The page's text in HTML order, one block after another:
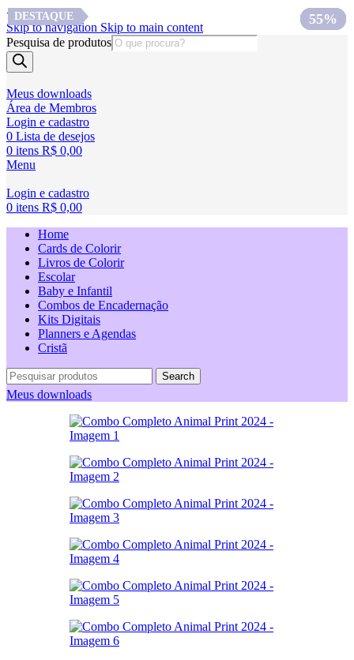
<
Skip to navigation Skip to main content
Pesquisa de produtos
Meus downloads
Área de Membros
Login e cadastro
0 Lista de desejos
0 itens R$ 0,00
Menu
Login e cadastro
0 itens R$ 0,00
Home
Cards de Colorir
Livros de Colorir
Escolar
Baby e Infantil
Combos de Encadernação
Kits Digitais
Planners e Agendas
Cristã
Search
Meus downloads
75%
DESTAQUE 60%
50%
DESTAQUE 64%
63%
50%
51%
50%
55%
DESTAQUE